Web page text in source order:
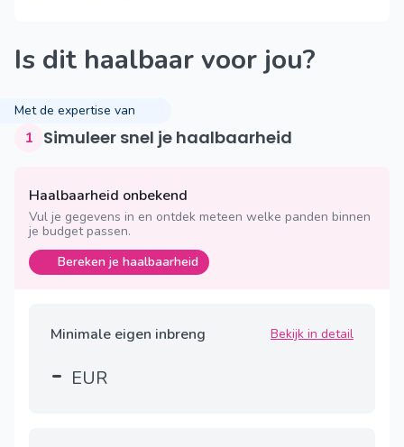
Is dit haalbaar voor jou?
Met de expertise van
1 Simuleer snel je haalbaarheid
Haalbaarheid onbekend
Vul je gegevens in en ontdek meteen welke panden binnen
je budget passen.
Bereken je haalbaarheid
Minimale eigen inbreng Bekijk in detail
- EUR